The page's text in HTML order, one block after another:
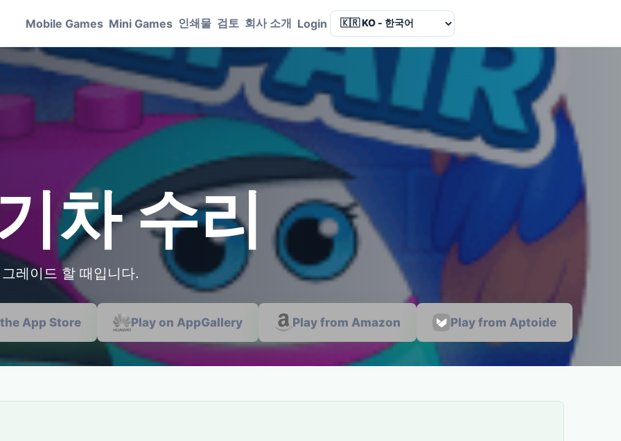
Mobile Games Mini Games 인쇄물 검토 회사 소개 Login Language
차 수리
레이드 할 때입니다.
App Store Play on AppGallery Play from Amazon Play from Aptoide